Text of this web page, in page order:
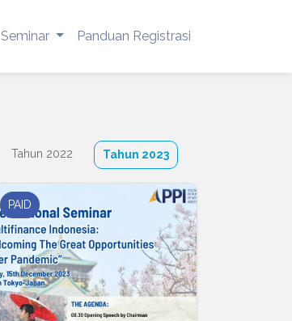
Seminar Panduan Registrasi
Tahun 2022 Tahun 2023
PAID